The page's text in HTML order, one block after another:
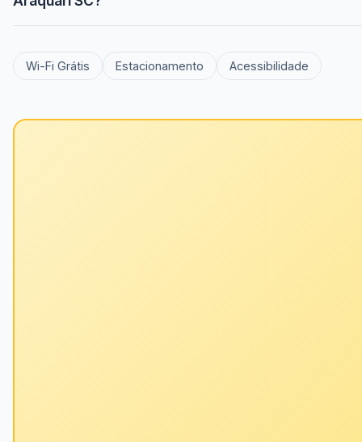
Wi-Fi Grátis Estacionamento Acessibilidade